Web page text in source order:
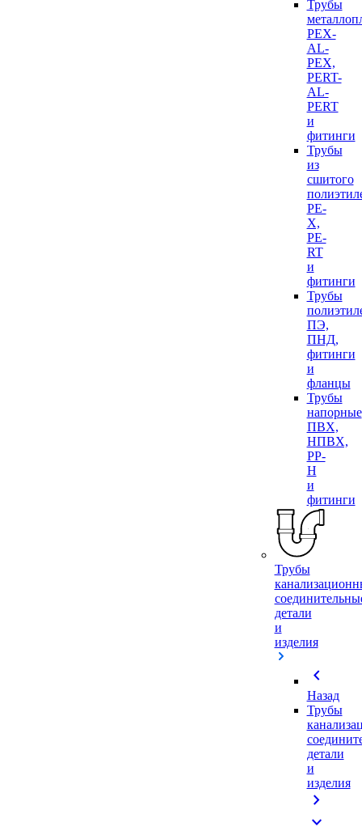
Трубы
PEX-
AL-
PEX,
PERT-
AL-
PERT
и
фитинги
Трубы
из
сшитого
PE-
X,
PE-
RT
и
фитинги
Трубы
ПЭ,
ПНД,
фитинги
и
фланцы
Трубы
напорные
ПВХ,
НПВХ,
PP-
H
и
фитинги
Трубы
детали
и
изделия
chevron_left
Назад
Трубы
детали
и
изделия
chevron_right
expand_more